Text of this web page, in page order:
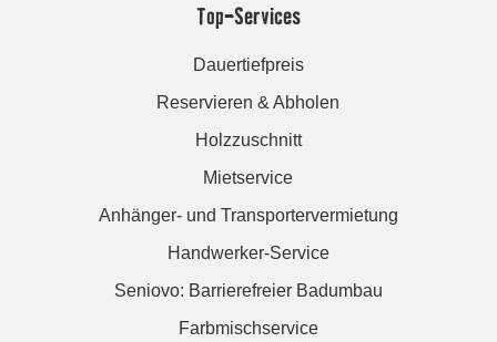
Top-Services
Dauertiefpreis
Reservieren & Abholen
Holzzuschnitt
Mietservice
Anhänger- und Transportervermietung
Handwerker-Service
Seniovo: Barrierefreier Badumbau
Farbmischservice